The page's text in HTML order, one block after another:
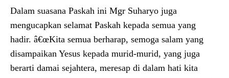
Dalam suasana Paskah ini Mgr Suharyo juga
mengucapkan selamat Paskah kepada semua yang
hadir. â€œKita semua berharap, semoga salam yang
disampaikan Yesus kepada murid-murid, yang juga
berarti damai sejahtera, meresap di dalam hati kita